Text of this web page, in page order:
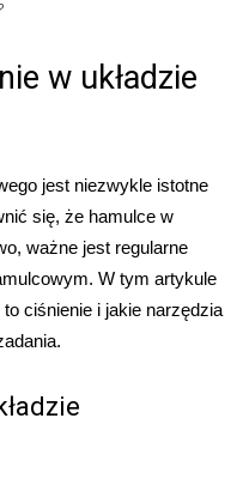
w układzie
jest niezwykle istotne
się, że hamulce w
ważne jest regularne
W tym artykule
ciśnienie i jakie narzędzia